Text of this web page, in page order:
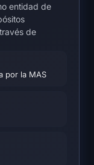
entidad de
de
por la MAS